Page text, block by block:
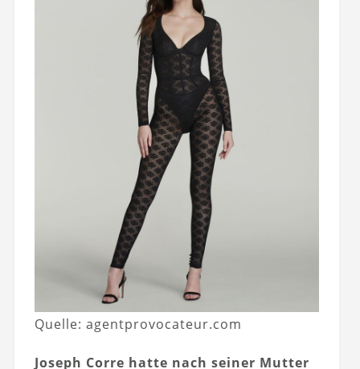
Quelle: agentprovocateur.com
Joseph Corre hatte nach seiner Mutter